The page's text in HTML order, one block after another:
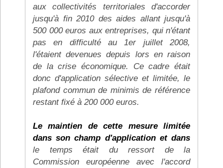
aux collectivités territoriales d'accorder
jusqu'à fin 2010 des aides allant jusqu'à
500 000 euros aux entreprises, qui n'étant
pas en difficulté au 1er juillet 2008,
l'étaient devenues depuis lors en raison
de la crise économique. Ce cadre était
donc d'application sélective et limitée, le
plafond commun de minimis de référence
restant fixé à 200 000 euros.
Le maintien de cette mesure limitée
dans son champ d'application et dans
le temps était du ressort de la
Commission européenne avec l'accord